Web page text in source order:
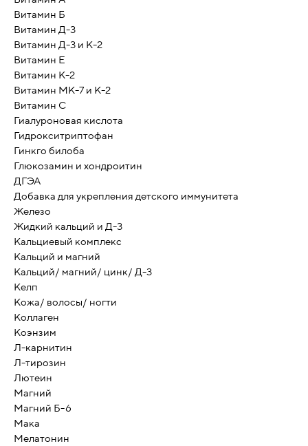
Витамин Б
Витамин Д-3
Витамин Д-3 и К-2
Витамин Е
Витамин К-2
Витамин МК-7 и К-2
Витамин С
Гиалуроновая кислота
Гидрокситриптофан
Гинкго билоба
Глюкозамин и хондроитин
ДГЭА
Добавка для укрепления детского иммунитета
Железо
Жидкий кальций и Д-3
Кальциевый комплекс
Кальций и магний
Кальций/ магний/ цинк/ Д-3
Келп
Кожа/ волосы/ ногти
Коллаген
Коэнзим
Л-карнитин
Л-тирозин
Лютеин
Магний
Магний Б-6
Мака
Мелатонин